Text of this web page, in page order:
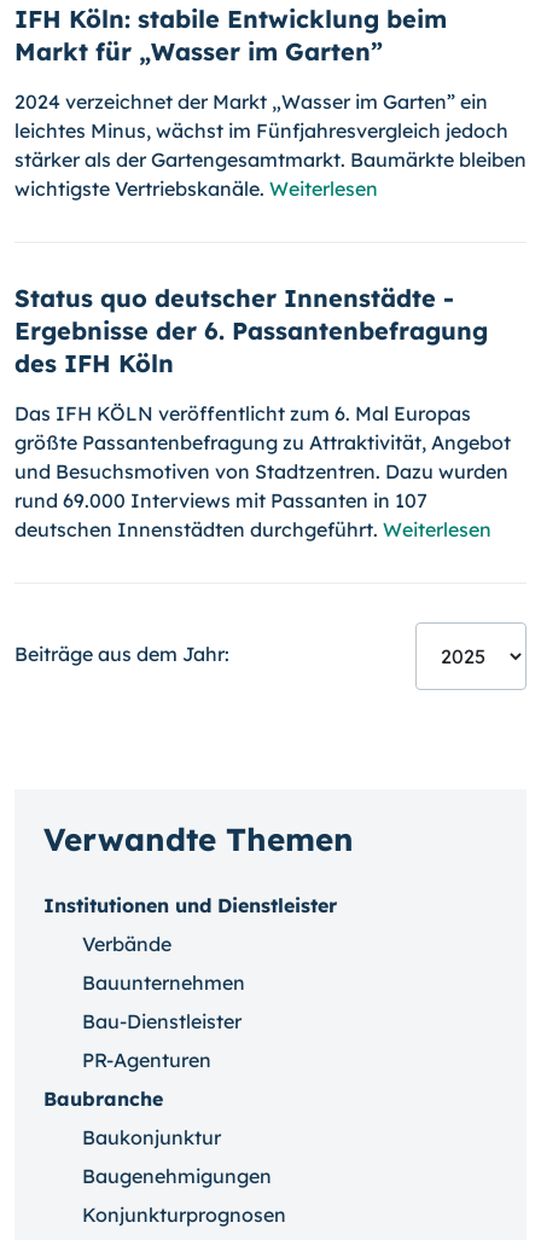
IFH Köln: stabile Entwicklung beim
Markt für „Wasser im Garten”
2024 verzeichnet der Markt „Wasser im Garten” ein
leichtes Minus, wächst im Fünfjahresvergleich jedoch
stärker als der Gartengesamtmarkt. Baumärkte bleiben
wichtigste Vertriebskanäle. Weiterlesen
Status quo deutscher Innenstädte -
Ergebnisse der 6. Passantenbefragung
des IFH Köln
Das IFH KÖLN veröffentlicht zum 6. Mal Europas
größte Passantenbefragung zu Attraktivität, Angebot
und Besuchsmotiven von Stadtzentren. Dazu wurden
rund 69.000 Interviews mit Passanten in 107
deutschen Innenstädten durchgeführt. Weiterlesen
Beiträge aus dem Jahr:
Verwandte Themen
Institutionen und Dienstleister
Verbände
Bauunternehmen
Bau-Dienstleister
PR-Agenturen
Baubranche
Baukonjunktur
Baugenehmigungen
Konjunkturprognosen